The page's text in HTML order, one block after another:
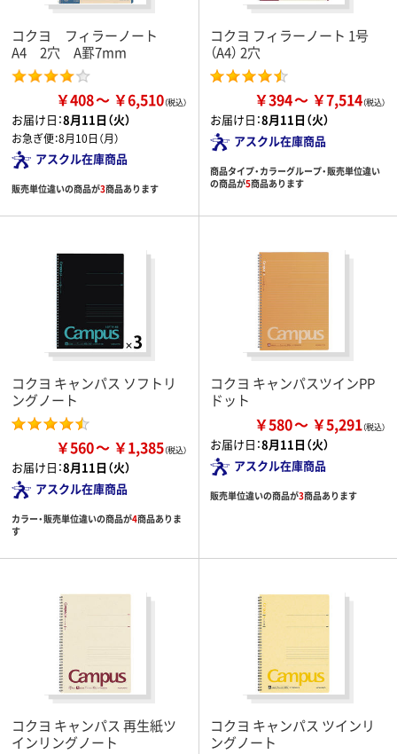
コクヨ フィラーノート
A4 2穴 A罫7mm
￥408 ￥6,510
お届け日：8月11日（火）
お急ぎ便：8月10日（月）
アスクル在庫商品
販売単位違いの商品が3商品あります
コクヨ フィラーノート 1号
（A4） 2穴
￥394 ￥7,514
お届け日：8月11日（火）
アスクル在庫商品
商品タイプ・カラーグループ・販売単位違い
の商品が5商品あります
コクヨ キャンパス ソフトリ
ングノート
￥560 ￥1,385
お届け日：8月11日（火）
アスクル在庫商品
カラー・販売単位違いの商品が4商品ありま
す
コクヨ キャンパスツインPP
ドット
￥580 ￥5,291
お届け日：8月11日（火）
アスクル在庫商品
販売単位違いの商品が3商品あります
コクヨ キャンパス 再生紙ツ
インリングノート
コクヨ キャンパス ツインリ
ングノート